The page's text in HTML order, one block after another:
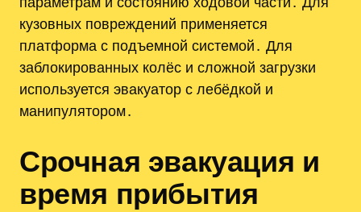
кузовных повреждений применяется
платформа с подъемной системой․ Для
заблокированных колёс и сложной загрузки
используется эвакуатор с лебёдкой и
манипулятором․
Срочная эвакуация и
время прибытия